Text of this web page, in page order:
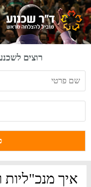
Skip
to
main
Skip
to
primary
Skip
to
footer
רוצים
איך